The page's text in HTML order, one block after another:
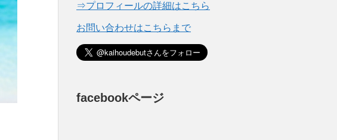
⇒プロフィールの詳細はこちら
お問い合わせはこちらまで
facebookページ